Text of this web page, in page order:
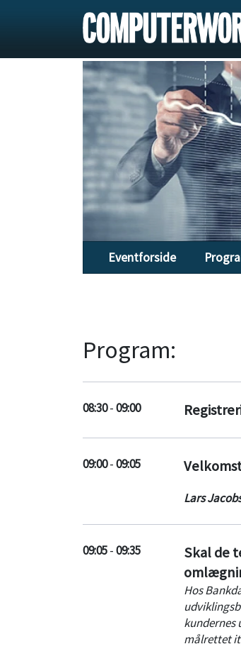
Eventforside
Program:
08:30-09:00
09:00-09:05
Lars
09:05-09:35
Skal de
Hos
kundernes
målrettet